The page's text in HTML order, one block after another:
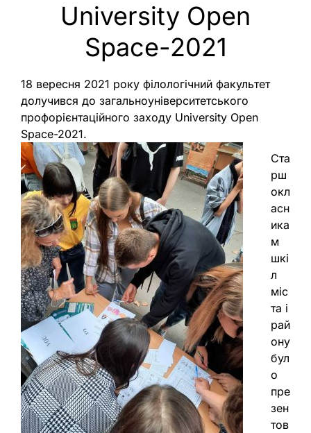
University Open
Space-2021
18 вересня 2021 року філологічний факультет
долучився до загальноуніверситетського
профорієнтаційного заходу University Open
Space-2021.
Ста
рш
окл
асн
ика
м
шкі
л
міс
та і
рай
ону
бул
о
пре
зен
тов